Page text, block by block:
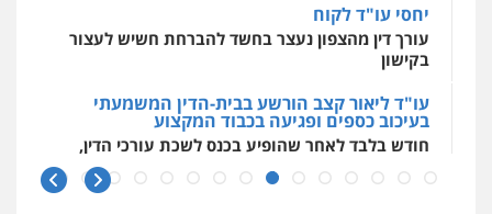
חקירות פרטיות
אישות
איתורים
ניר קידר – צלם
צילום עורכי דין שירותים מקצועיים לעורכי
0504578527
בעיכוב כספים ופגיעה בכבוד המקצוע
חודש בלבד לאחר שהופיע בכנס לשכת עורכי הדין,
קצב הורשע
10 מיליון
עורך-דין חשוד בהעלמת הכנסות והתחמקות ממס
רכישה
קטינים בסביבה מנוכרת